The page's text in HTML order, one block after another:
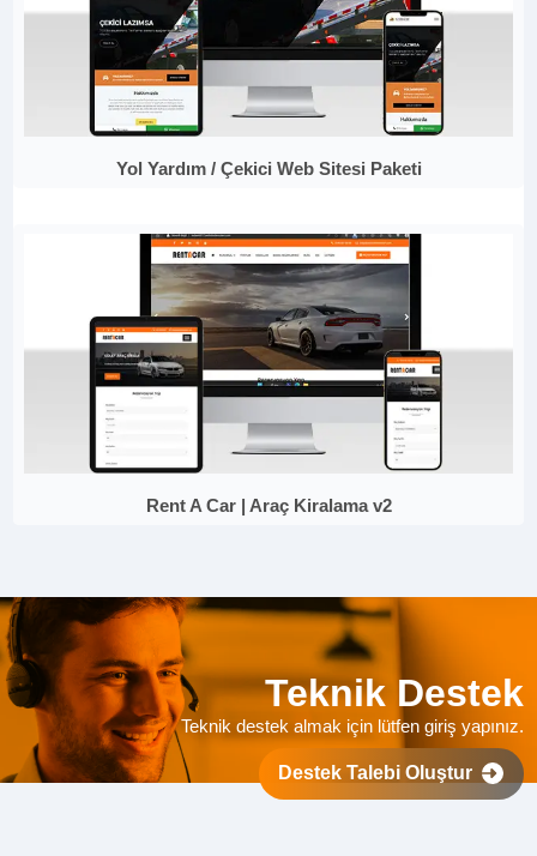
Yol Yardım / Çekici Web Sitesi Paketi
Rent A Car | Araç Kiralama v2
Teknik Destek
Teknik destek almak için lütfen giriş yapınız.
Destek Talebi Oluştur